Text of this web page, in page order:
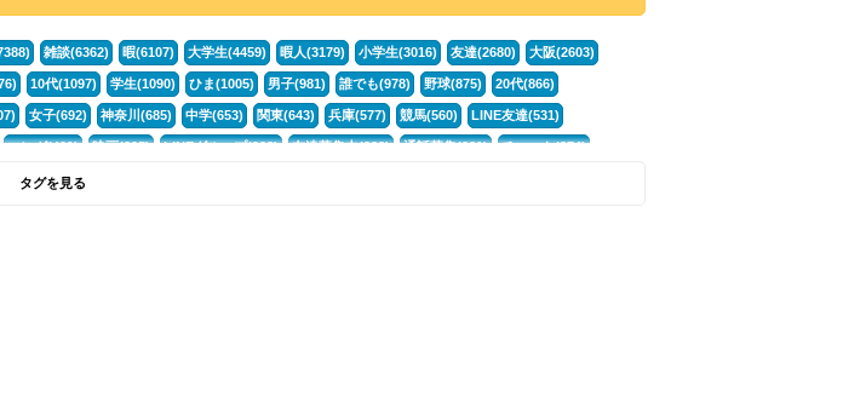
雑談(6362) 暇(6107) 大学生(4459) 暇人(3179) 小学生(3016) 友達(2680) 大阪(2603)
10代(1097) 学生(1090) ひま(1005) 男子(981) 誰でも(978) 野球(875) 20代(866)
女子(692) 神奈川(685) 中学(653) 関東(643) 兵庫(577) 競馬(560) LINE友達(531)
マンガ(401) 映画(395) LINEグループ(388) 友達募集中(382) 通話募集(381) チャット(374)
フォートナイト(320)
タグを見る